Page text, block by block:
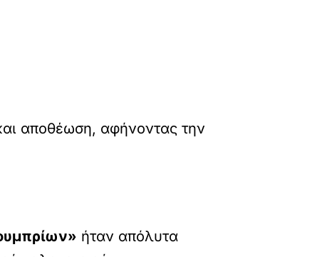
αποθέωση, αφήνοντας την
ήταν απόλυτα